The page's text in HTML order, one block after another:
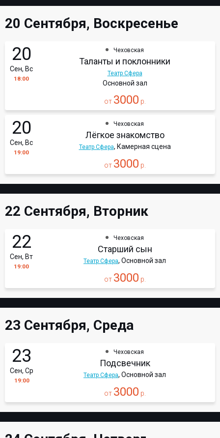
20 Сентября, Воскресенье
20
Сен, Вс
18:00
Чеховская
Таланты и поклонники
Театр Сфера
Основной зал
от 3000 р.
20
Сен, Вс
19:00
Чеховская
Лёгкое знакомство
Театр Сфера, Камерная сцена
от 3000 р.
22 Сентября, Вторник
22
Сен, Вт
19:00
Чеховская
Старший сын
Театр Сфера, Основной зал
от 3000 р.
23 Сентября, Среда
23
Сен, Ср
19:00
Чеховская
Подсвечник
Театр Сфера, Основной зал
от 3000 р.